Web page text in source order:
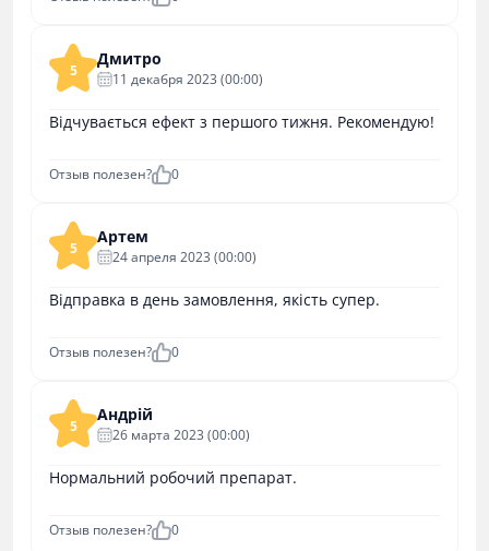
5
Дмитро
11 декабря 2023 (00:00)
Відчувається ефект з першого тижня. Рекомендую!
Отзыв полезен? 0
5
Артем
24 апреля 2023 (00:00)
Відправка в день замовлення, якість супер.
Отзыв полезен? 0
5
Андрій
26 марта 2023 (00:00)
Нормальний робочий препарат.
Отзыв полезен? 0